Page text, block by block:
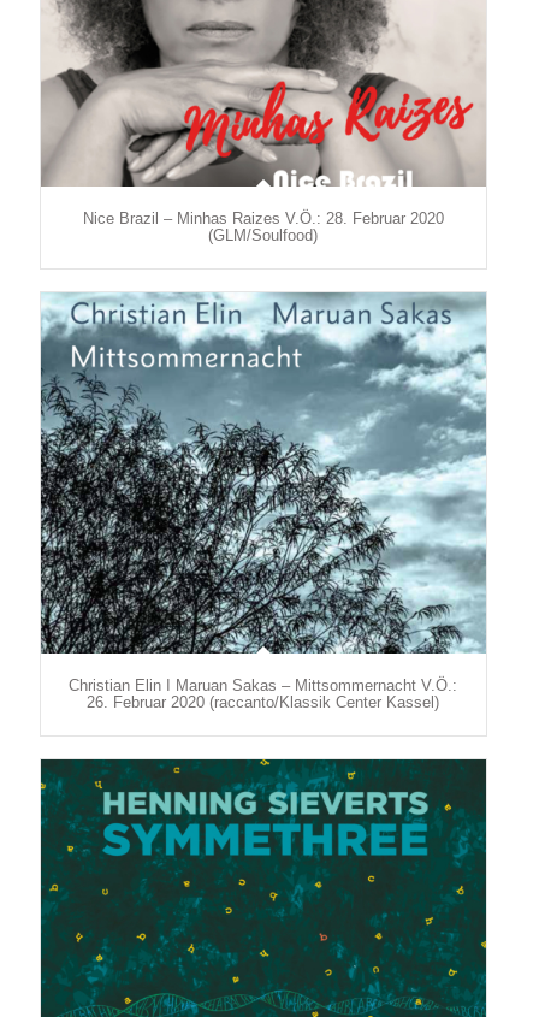
Nice Brazil – Minhas Raizes V.Ö.: 28. Februar 2020
(GLM/Soulfood)
Christian Elin I Maruan Sakas – Mittsommernacht V.Ö.:
26. Februar 2020 (raccanto/Klassik Center Kassel)